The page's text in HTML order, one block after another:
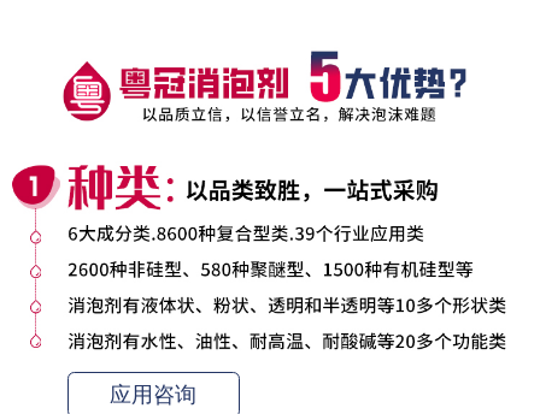
应用咨询